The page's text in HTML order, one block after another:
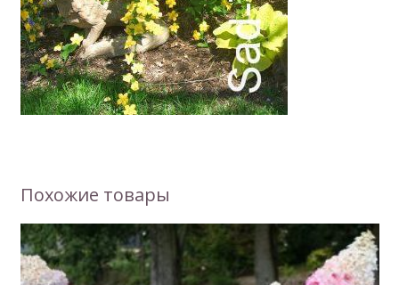
Похожие товары